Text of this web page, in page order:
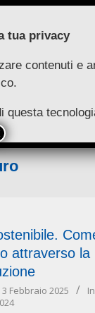
ARCHIVIO
attraverso la
3 Febbraio 2025
tua privacy
contenuti e
questa